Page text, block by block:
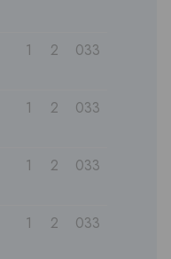
1 2 033
1 2 033
1 2 033
1 2 033